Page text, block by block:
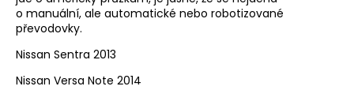
o manuální, ale automatické nebo robotizované
převodovky.
Nissan Sentra 2013
Nissan Versa Note 2014